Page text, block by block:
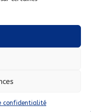
confidentialité